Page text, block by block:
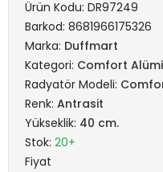
Ürün Kodu: DR97249
Barkod: 8681966175326
Marka: Duffmart
Kategori: Comfort
Radyatör Modeli:
Renk: Antrasit
Yükseklik: 40 cm.
Stok: 20+
Fiyat